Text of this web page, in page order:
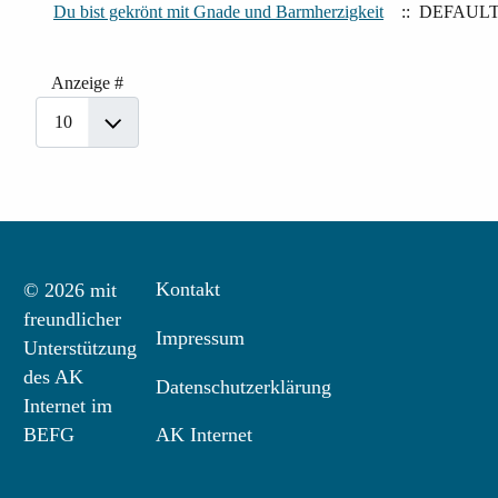
Du bist gekrönt mit Gnade und Barmherzigkeit ::
Anzeige #
© 2026 mit
freundlicher
Unterstützung
des AK
Internet im
BEFG
Kontakt
Impressum
Datenschutzerklärung
AK Internet